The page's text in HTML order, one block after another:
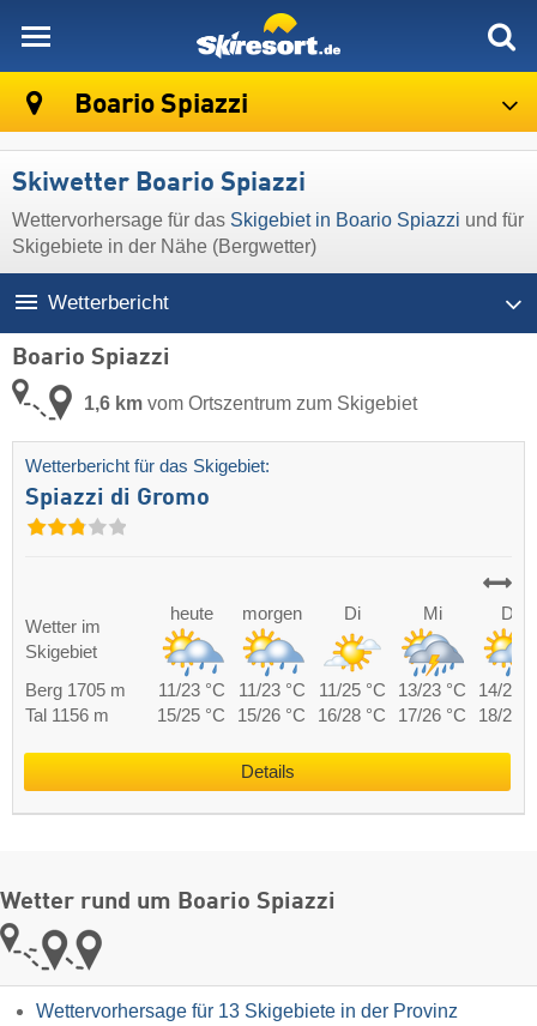
Boario Spiazzi
Skiwetter Boario Spiazzi
Wettervorhersage für das Skigebiet in Boario Spiazzi und für
Skigebiete in der Nähe (Bergwetter)
Wetterbericht
Boario Spiazzi
1,6 km vom Ortszentrum zum Skigebiet
Wetterbericht für das Skigebiet:
Spiazzi di Gromo
Wetter im
Skigebiet
heute morgen Di Mi Do
Berg 1705 m 11/23 °C 11/23 °C 11/25 °C 13/23 °C
14/23
Tal 1156 m
15/25 °C 15/26 °C 16/28 °C 17/26 °C 18/26
Details
Wetter rund um Boario Spiazzi
Wettervorhersage für 13 Skigebiete in der Provinz